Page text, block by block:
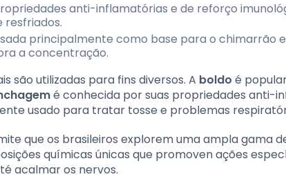
anti-inflamatórias e de reforço
principalmente como base para o chimarrão
a concentração.
são utilizadas para fins diversos. A boldo é
é conhecida por suas propriedades anti-
usado para tratar tosse e problemas
que os brasileiros explorem uma ampla gama
químicas únicas que promoven ações
acalmar os nervos.